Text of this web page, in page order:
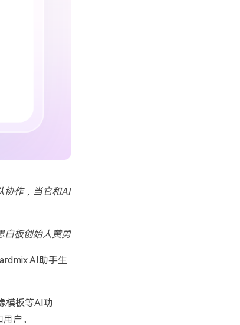
协作，当它和AI
板创始人黄勇
AI助手生
模板等AI功
户。